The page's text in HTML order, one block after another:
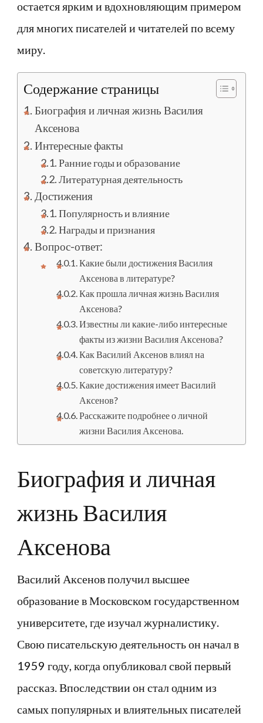
остается ярким и вдохновляющим примером
для многих писателей и читателей по всему
миру.
Содержание страницы
Биография и личная жизнь Василия
Аксенова
Интересные факты
Ранние годы и образование
Литературная деятельность
Достижения
Популярность и влияние
Награды и признания
Вопрос-ответ:
Какие были достижения Василия
Аксенова в литературе?
Как прошла личная жизнь Василия
Аксенова?
Известны ли какие-либо интересные
факты из жизни Василия Аксенова?
Как Василий Аксенов влиял на
советскую литературу?
Какие достижения имеет Василий
Аксенов?
Расскажите подробнее о личной
жизни Василия Аксенова.
Биография и личная
жизнь Василия
Аксенова
Василий Аксенов получил высшее
образование в Московском государственном
университете, где изучал журналистику.
Свою писательскую деятельность он начал в
1959 году, когда опубликовал свой первый
рассказ. Впоследствии он стал одним из
самых популярных и влиятельных писателей